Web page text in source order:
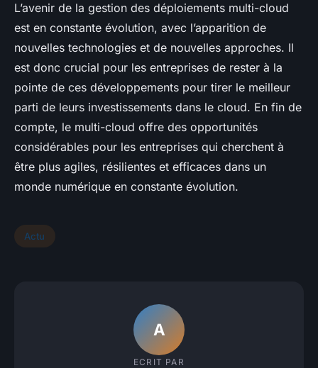
L’avenir de la gestion des déploiements multi-cloud
est en constante évolution, avec l’apparition de
nouvelles technologies et de nouvelles approches. Il
est donc crucial pour les entreprises de rester à la
pointe de ces développements pour tirer le meilleur
parti de leurs investissements dans le cloud. En fin de
compte, le multi-cloud offre des opportunités
considérables pour les entreprises qui cherchent à
être plus agiles, résilientes et efficaces dans un
monde numérique en constante évolution.
Actu
A
ECRIT PAR